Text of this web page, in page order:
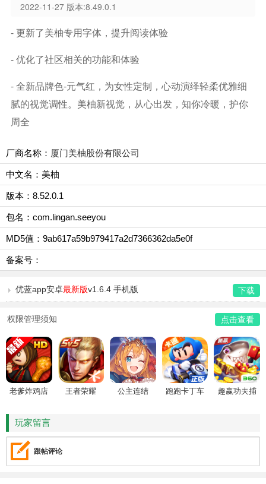
2022-11-27 版本:8.49.0.1
- 更新了美柚专用字体，提升阅读体验
- 优化了社区相关的功能和体验
- 全新品牌色-元气红，为女性定制，心动演绎轻柔优雅细
腻的视觉调性。美柚新视觉，从心出发，知你冷暖，护你
周全
厂商名称： 厦门美柚股份有限公司
中文名：美柚
版本：8.52.0.1
包名：com.lingan.seeyou
MD5值：9ab617a59b979417a2d7366362da5e0f
备案号：
优蓝app安卓最新版v1.6.4 手机版 下载
权限管理须知 点击查看
老爹炸鸡店
王者荣耀 公主连结 跑跑卡丁车
趣赢功夫捕
玩家留言
跟帖评论